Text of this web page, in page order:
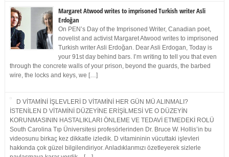
Margaret Atwood writes to imprisoned Turkish writer Asli
Erdoğan
On PEN’s Day of the Imprisoned Writer, Canadian poet,
novelist and activist Margaret Atwood writes to imprisoned
Turkish writer Asli Erdoğan. Dear Asli Erdogan, Today is
your 91st day behind bars. I’m writing to tell you that even
through the concrete walls of your prison, beyond the guards, the barbed
wire, the locks and keys, we […]
D VİTAMİNİ İŞLEVLERİ D VİTAMİNİ HER GÜN MÜ ALINMALI?
İSTENİLEN D VİTAMİNİ DÜZEYİNE ERİŞİLMESİ VE O DÜZEYİN
KORUNMASININ HASTALIKLARI ÖNLEME VE TEDAVİ ETMEDEKİ ROLÜ
South Carolina Tıp Üniversitesi profesörlerinden Dr. Bruce W. Hollis’in bu
videosunu birkaç kez dikkatle izledik. D vitamininin vücuttaki işlevleri
hakkında çok güzel bilgilendiriyor. Anladıklarımızı özetleyerek sizlerle